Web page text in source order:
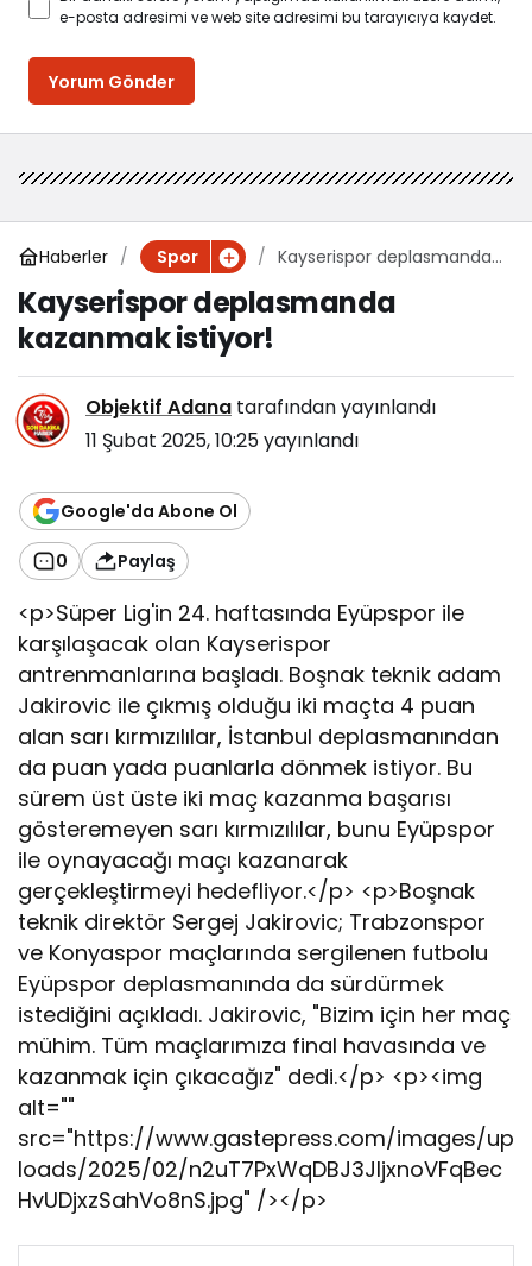
e-posta adresimi ve web site adresimi bu tarayıcıya kaydet.
Yorum Gönder
Haberler Spor
Kayserispor deplasmanda
Kayserispor deplasmanda
kazanmak istiyor!
Objektif Adana tarafından yayınlandı
11 Şubat 2025, 10:25yayınlandı
Google'da Abone Ol
0 Paylaş
<p>Süper Lig'in 24. haftasında Eyüpspor ile
karşılaşacak olan Kayserispor
antrenmanlarına başladı. Boşnak teknik adam
Jakirovic ile çıkmış olduğu iki maçta 4 puan
alan sarı kırmızılılar, İstanbul deplasmanından
da puan yada puanlarla dönmek istiyor. Bu
sürem üst üste iki maç kazanma başarısı
gösteremeyen sarı kırmızılılar, bunu Eyüpspor
ile oynayacağı maçı kazanarak
gerçekleştirmeyi hedefliyor.</p> <p>Boşnak
teknik direktör Sergej Jakirovic; Trabzonspor
ve Konyaspor maçlarında sergilenen futbolu
Eyüpspor deplasmanında da sürdürmek
istediğini açıkladı. Jakirovic, "Bizim için her maç
mühim. Tüm maçlarımıza final havasında ve
kazanmak için çıkacağız" dedi.</p> <p><img
alt=""
src="https://www.gastepress.com/images/up
loads/2025/02/n2uT7PxWqDBJ3JljxnoVFqBec
HvUDjxzSahVo8nS.jpg" /></p>